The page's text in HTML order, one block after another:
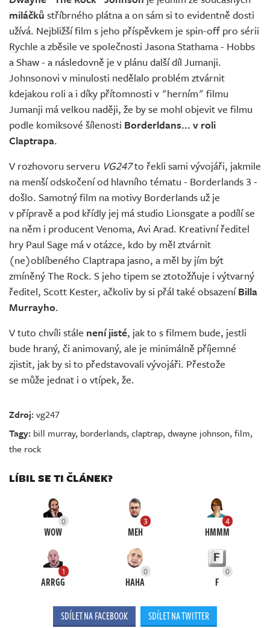
Živě
miláčků stříbrného plátna a on sám si to evidentně dosti
užívá. Nejbližší film s jeho příspěvkem je spin-off pro sérii
Rychle a zběsile ve společnosti Jasona Stathama - Hobbs
a Shaw - a následovně je v plánu další díl Jumanji.
Johnsonovi v minulosti nedělalo problém ztvárnit
kdejakou roli a i díky přítomnosti v "herním" filmu
Jumanji má velkou naději, že by se mohl objevit ve filmu
podle komiksové šílenosti Borderldans... v roli
Claptrapa.
V rozhovoru serveru VG247to řekli sami vývojáři, jakmile
na menší odskočení od hlavního tématu - Borderlands 3 -
došlo. Samotný film na motivy Borderlands už je
v přípravě a pod křídly jej má studio Lionsgate a podílí se
na něm i producent Venoma, Avi Arad. Kreativní ředitel
hry Paul Sage má v otázce, kdo by měl ztvárnit
(ne)oblíbeného Claptrapa jasno, a měl by jím být
zmíněný The Rock. S jeho tipem se ztotožňuje i výtvarný
ředitel, Scott Kester, ačkoliv by si přál také obsazeníBilla
Murrayho.
V tuto chvíli stále není jisté, jak to s filmem bude, jestli
bude hraný, či animovaný, ale je minimálně příjemné
zjistit, jak by si to představovali vývojáři. Přestože
se může jednat i o vtípek, že.
Zdroj:vg247
Tagy: bill murray, borderlands,claptrap,dwayne johnson,film,
the rock
LÍBIL SE TI ČLÁNEK?
0
WOW
3
MEH
4
HMMM
1
ARRGG
0
HAHA
0
F
SDÍLET NA FACEBOOK SDÍLET NA TWITTER